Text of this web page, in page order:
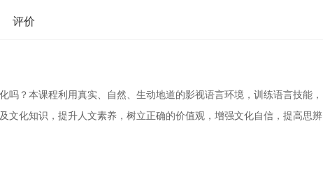
评价
？本课程利用真实、自然、生动地道的影视语言环境，训练语言技能，
文化知识，提升人文素养，树立正确的价值观，增强文化自信，提高思辨